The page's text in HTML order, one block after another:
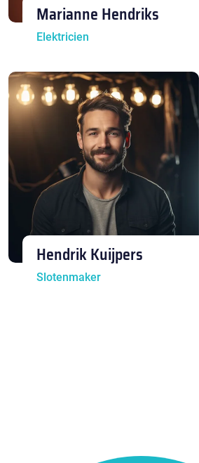
Marianne Hendriks
Elektricien
Hendrik Kuijpers
Slotenmaker